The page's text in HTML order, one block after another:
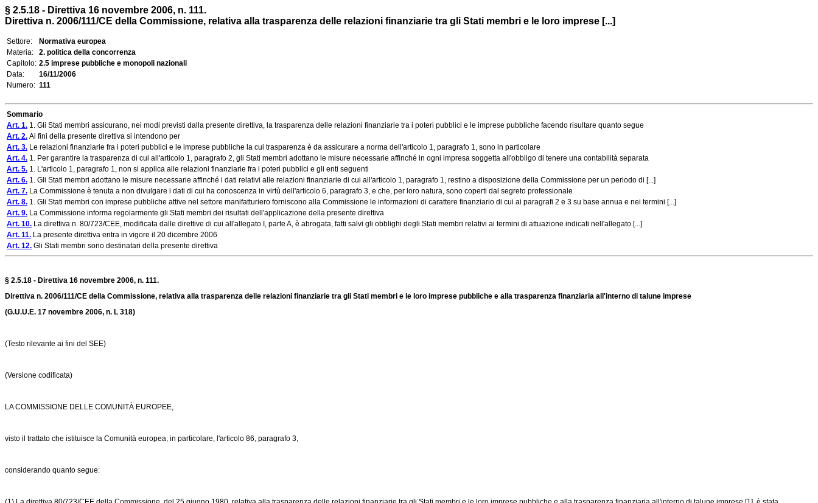
§ 2.5.18 - Direttiva 16 novembre 2006, n. 111.
Direttiva n. 2006/111/CE della Commissione, relativa alla trasparenza delle relazioni finanziarie tra gli Stati membri e le loro imprese [...]
Settore:
Normativa europea
Materia:
2. politica della concorrenza
Capitolo: 2.5 imprese pubbliche e monopoli nazionali
Data:
16/11/2006
Numero: 111
Sommario
Art. 1. 1. Gli Stati membri assicurano, nei modi previsti dalla presente direttiva, la trasparenza delle relazioni finanziarie tra i poteri pubblici e le imprese pubbliche facendo risultare quanto segue
Art. 2. Ai fini della presente direttiva si intendono per
Art. 3. Le relazioni finanziarie fra i poteri pubblici e le imprese pubbliche la cui trasparenza è da assicurare a norma dell'articolo 1, paragrafo 1, sono in particolare
Art. 4. 1. Per garantire la trasparenza di cui all'articolo 1, paragrafo 2, gli Stati membri adottano le misure necessarie affinché in ogni impresa soggetta all'obbligo di tenere una contabilità separata
Art. 5. 1. L'articolo 1, paragrafo 1, non si applica alle relazioni finanziarie fra i poteri pubblici e gli enti seguenti
Art. 6. 1. Gli Stati membri adottano le misure necessarie affinché i dati relativi alle relazioni finanziarie di cui all'articolo 1, paragrafo 1, restino a disposizione della Commissione per un periodo di [...]
Art. 7. La Commissione è tenuta a non divulgare i dati di cui ha conoscenza in virtù dell'articolo 6, paragrafo 3, e che, per loro natura, sono coperti dal segreto professionale
Art. 8. 1. Gli Stati membri con imprese pubbliche attive nel settore manifatturiero forniscono alla Commissione le informazioni di carattere finanziario di cui ai paragrafi 2 e 3 su base annua e nei termini [...]
Art. 9. La Commissione informa regolarmente gli Stati membri dei risultati dell'applicazione della presente direttiva
Art. 10. La direttiva n. 80/723/CEE, modificata dalle direttive di cui all'allegato I, parte A, è abrogata, fatti salvi gli obblighi degli Stati membri relativi ai termini di attuazione indicati nell'allegato [...]
Art. 11. La presente direttiva entra in vigore il 20 dicembre 2006
Art. 12. Gli Stati membri sono destinatari della presente direttiva
§ 2.5.18 - Direttiva 16 novembre 2006, n. 111.
Direttiva n. 2006/111/CE della Commissione, relativa alla trasparenza delle relazioni finanziarie tra gli Stati membri e le loro imprese pubbliche e alla trasparenza finanziaria all'interno di talune imprese
(G.U.U.E. 17 novembre 2006, n. L 318)
(Testo rilevante ai fini del SEE)
(Versione codificata)
LA COMMISSIONE DELLE COMUNITÀ EUROPEE,
visto il trattato che istituisce la Comunità europea, in particolare, l'articolo 86, paragrafo 3,
considerando quanto segue: